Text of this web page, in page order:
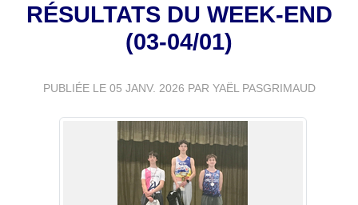
RÉSULTATS DU WEEK-END
(03-04/01)
PUBLIÉE LE 05 JANV. 2026 PAR YAËL PASGRIMAUD